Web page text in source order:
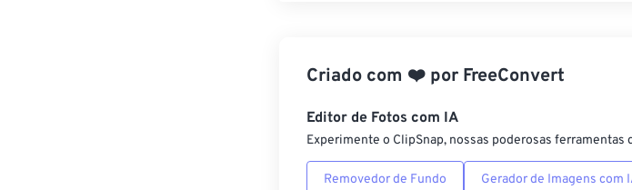
Criado com ❤️ por FreeConvert
Editor de Fotos com IA
Experimente o ClipSnap, nossas poderosas ferramentas
Removedor de Fundo Gerador de Imagens com